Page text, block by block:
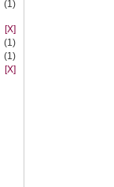
(1)
[X]
(1)
(1)
[X]